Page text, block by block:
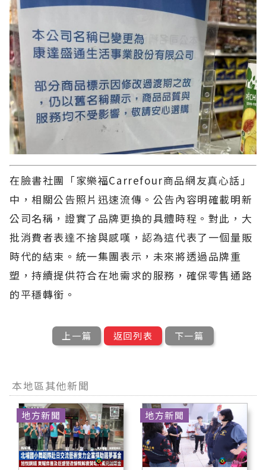
在臉書社團「家樂福Carrefour商品網友真心話」
中，相關公告照片迅速流傳。公告內容明確載明新
公司名稱，證實了品牌更換的具體時程。對此，大
批消費者表達不捨與感嘆，認為這代表了一個量販
時代的結束。統一集團表示，未來將透過品牌重
塑，持續提供符合在地需求的服務，確保零售通路
的平穩轉銜。
上一篇 返回列表 下一篇
本地區其他新聞
地方新聞 地方新聞